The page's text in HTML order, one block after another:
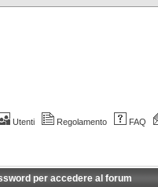
Utenti Regolamento FAQ
per accedere al forum